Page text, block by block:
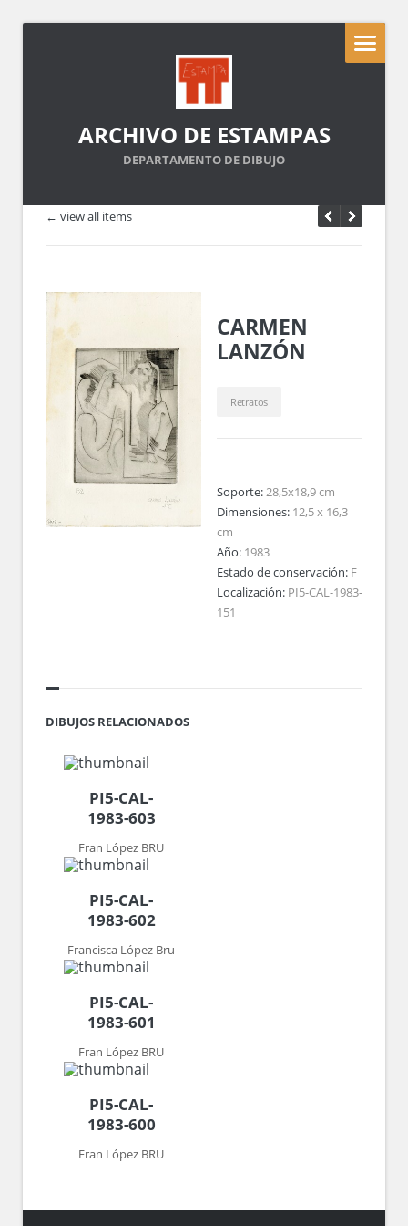
ARCHIVO DE ESTAMPAS
DEPARTAMENTO DE DIBUJO
← view all items
CARMEN
LANZÓN
Retratos
Soporte:28,5x18,9 cm
Dimensiones: 12,5 x 16,3
cm
Año: 1983
Estado de conservación: F
Localización: PI5-CAL-1983-
151
DIBUJOS RELACIONADOS
PI5-CAL-
1983-603
Fran López BRU
PI5-CAL-
1983-602
Francisca López Bru
PI5-CAL-
1983-601
Fran López BRU
PI5-CAL-
1983-600
Fran López BRU